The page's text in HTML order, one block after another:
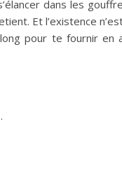
dans les
Et l’existence
pour te fournir en